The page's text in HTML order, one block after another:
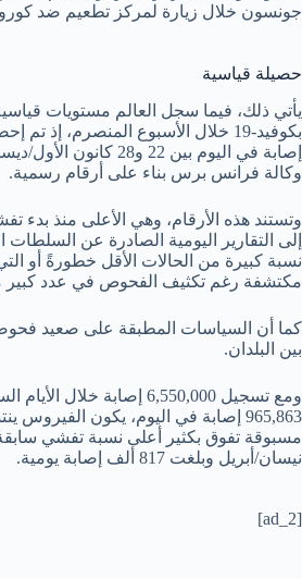
جونسون خلال زيارة لمركز تطعيم ضد
حصيلة قياسية
يأتي ذلك، فيما سجل العالم مستويات
إصابة في اليوم بين 22 و28
وكالة فرانس برس بناء على أرقام رسمية.
إلى التقارير اليومية الصادرة عن
نسبة كبيرة من الحالات الأقل خطورةً أو
مكتشفة رغم تكثيف الفحوص في عدد كبير
كما أن السياسات المطبقة على صعيد
بين البلدان.
ومع تسجيل 6,550,000 إصابة
965,863 إصابة في اليوم، يكون
نيسان/أبريل وبلغت 817 ألف إصابة يومية.
[ad_2]